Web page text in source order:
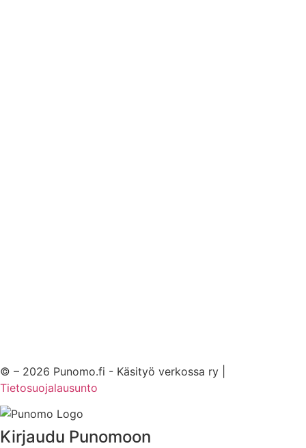
© – 2026 Punomo.fi - Käsityö verkossa ry |
Tietosuojalausunto
Kirjaudu Punomoon